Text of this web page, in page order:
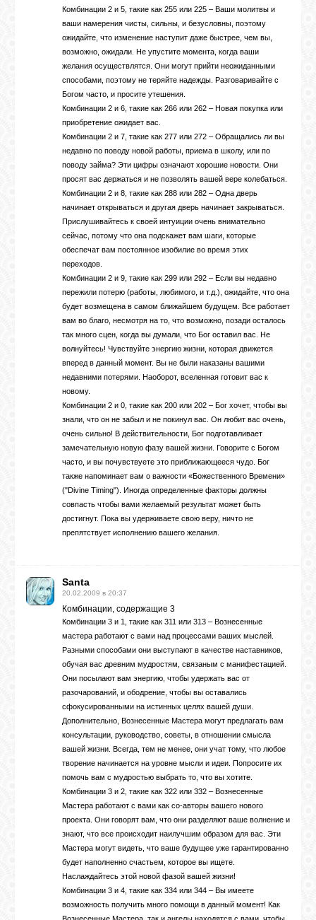
Комбинации 2 и 5, такие как 255 или 225 – Ваши молитвы и
ваши намерения чисты, сильны, и безусловны, поэтому
ожидайте, что изменение наступит даже быстрее, чем вы,
возможно, ожидали. Не упустите момента, когда ваши
желания осуществлятся. Они могут прийти неожиданными
способами, поэтому не теряйте надежды. Разговаривайте с
Богом часто, и просите утешения.
Комбинации 2 и 6, такие как 266 или 262 – Новая покупка или
приобретение ожидает вас.
Комбинации 2 и 7, такие как 277 или 272 – Обращались ли вы
недавно по поводу новой работы, приема в школу, или по
поводу займа? Эти цифры означают хорошие новости. Они
просят вас держаться и не позволять вашей вере колебаться.
Комбинации 2 и 8, такие как 288 или 282 – Одна дверь
начинает открываться и другая дверь начинает закрываться.
Прислушивайтесь к своей интуиции очень внимательно
сейчас, потому что она подскажет вам шаги, которые
обеспечат вам постоянное изобилие во время этих
переходов.
Комбинации 2 и 9, такие как 299 или 292 – Если вы недавно
пережили потерю (работы, любимого, и т.д.), ожидайте, что она
будет возмещена в самом ближайшем будущем. Все работает
вам во благо, несмотря на то, что возможно, позади осталось
так много сцен, когда вы думали, что Бог оставил вас. Не
волнуйтесь! Чувствуйте энергию жизни, которая движется
вперед в данный момент. Вы не были наказаны вашими
недавними потерями. Наоборот, вселенная готовит вас к
новому.
Комбинации 2 и 0, такие как 200 или 202 – Бог хочет, чтобы вы
знали, что он не забыл и не покинул вас. Он любит вас очень,
очень сильно! В действительности, Бог подготавливает
замечательную новую фазу вашей жизни. Говорите с Богом
часто, и вы почувствуете это приближающееся чудо. Бог
также напоминает вам о важности «Божественного Времени»
("Divine Timing"). Иногда определенные факторы должны
совпасть чтобы вами желаемый результат может быть
достигнут. Пока вы удерживаете свою веру, ничто не
препятствует исполнению вашего желания.
Santa
20.02.2009 в 20:37
Комбинации, содержащие 3
Комбинации 3 и 1, такие как 311 или 313 – Вознесенные
мастера работают с вами над процессами ваших мыслей.
Разными способами они выступают в качестве наставников,
обучая вас древним мудростям, связаным с манифестацией.
Они посылают вам энергию, чтобы удержать вас от
разочарований, и ободрение, чтобы вы оставались
сфокусированными на истинных целях вашей души.
Дополнительно, Вознесенные Мастера могут предлагать вам
консультации, руководство, советы, в отношении смысла
вашей жизни. Всегда, тем не менее, они учат тому, что любое
творение начинается на уровне мысли и идеи. Попросите их
помочь вам с мудростью выбрать то, что вы хотите.
Комбинации 3 и 2, такие как 322 или 332 – Вознесенные
Мастера работают с вами как со-авторы вашего нового
проекта. Они говорят вам, что они разделяют ваше волнение и
знают, что все происходит наилучшим образом для вас. Эти
Мастера могут видеть, что ваше будущее уже гарантированно
будет наполненно счастьем, которое вы ищете.
Наслаждайтесь этой новой фазой вашей жизни!
Комбинации 3 и 4, такие как 334 или 344 – Вы имеете
возможность получить много помощи в данный момент! Как